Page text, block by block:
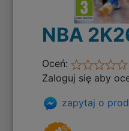
NBA
Oceń:
Zaloguj się aby
zapytaj o